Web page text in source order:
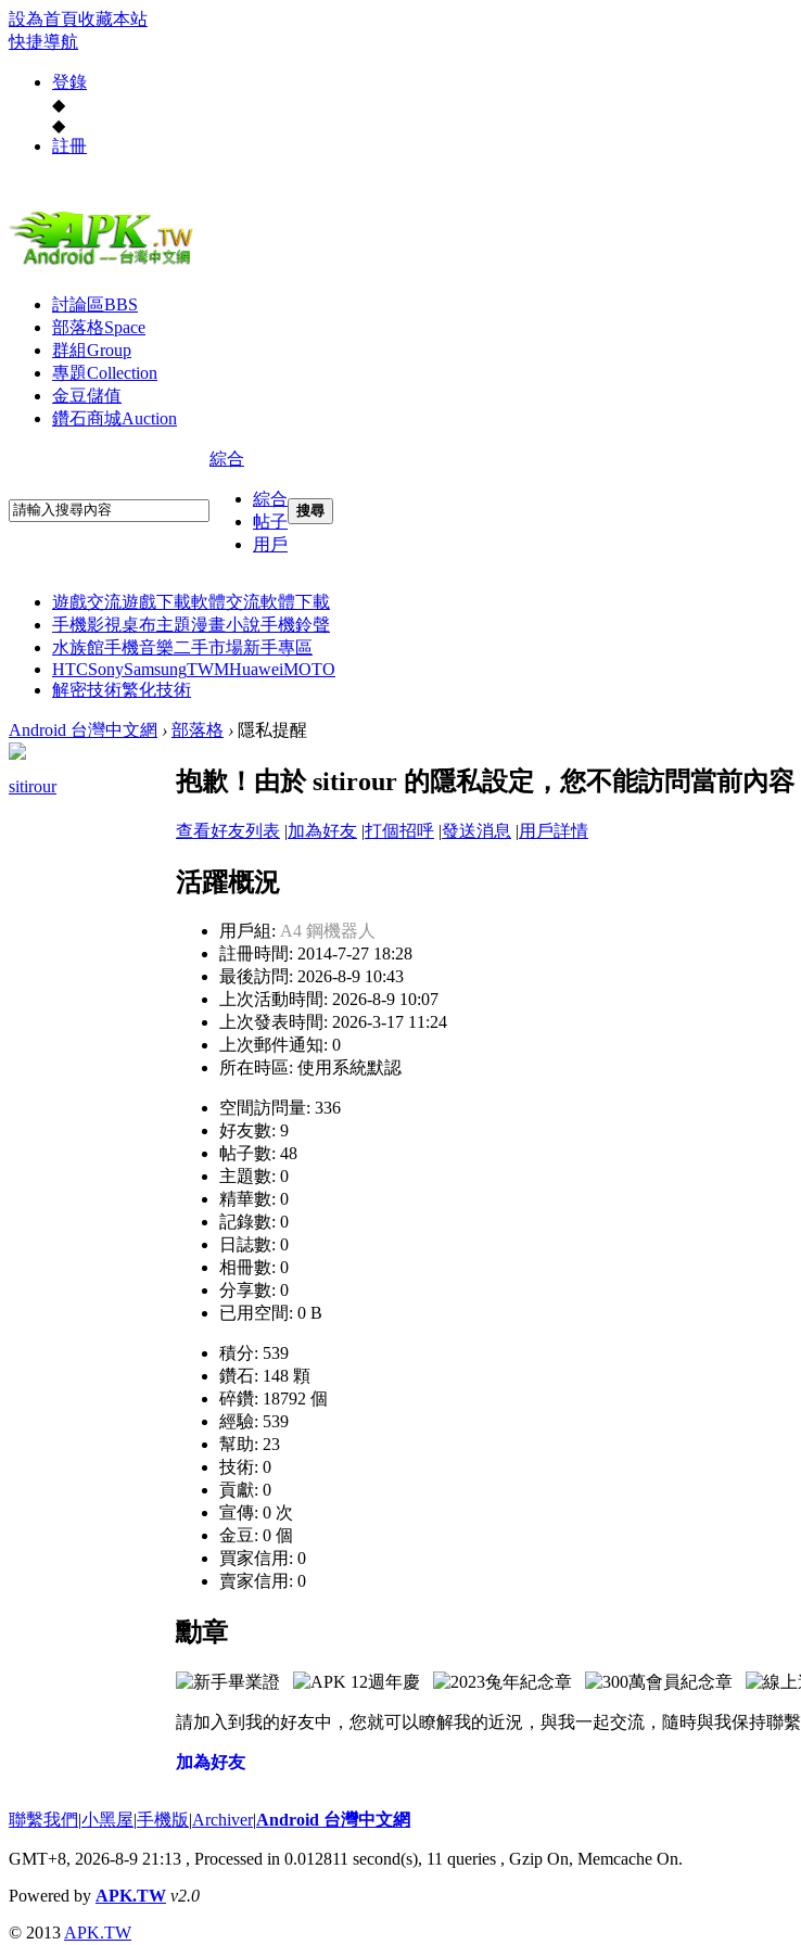
設為首頁收藏本站
快捷導航
登錄
◆
◆
註冊
討論區BBS
部落格Space
群組Group
專題Collection
金豆儲值
鑽石商城Auction
綜合
綜合
帖子
用戶
搜尋
遊戲交流遊戲下載軟體交流軟體下載
手機影視桌布主題漫畫小說手機鈴聲
水族館手機音樂二手市場新手專區
HTCSonySamsungTWMHuaweiMOTO
解密技術繁化技術
Android 台灣中文網 › 部落格 › 隱私提醒
sitirour 抱歉！由於 sitirour 的隱私設定，您不能訪問當前內容
查看好友列表 |加為好友 |打個招呼 |發送消息 |用戶詳情
活躍概況
用戶組: A4 鋼機器人
註冊時間: 2014-7-27 18:28
最後訪問: 2026-8-9 10:43
上次活動時間: 2026-8-9 10:07
上次發表時間: 2026-3-17 11:24
上次郵件通知: 0
所在時區: 使用系統默認
空間訪問量: 336
好友數: 9
帖子數: 48
主題數: 0
精華數: 0
記錄數: 0
日誌數: 0
相冊數: 0
分享數: 0
已用空間: 0 B
積分: 539
鑽石: 148 顆
碎鑽: 18792 個
經驗: 539
幫助: 23
技術: 0
貢獻: 0
宣傳: 0 次
金豆: 0 個
買家信用: 0
賣家信用: 0
勳章
請加入到我的好友中，您就可以瞭解我的近況，與我一起交流，隨時與我保持聯繫
加為好友
聯繫我們|小黑屋|手機版|Archiver|Android 台灣中文網
GMT+8, 2026-8-9 21:13 , Processed in 0.012811 second(s), 11 queries , Gzip On, Memcache On.
Powered by APK.TW v2.0
© 2013 APK.TW